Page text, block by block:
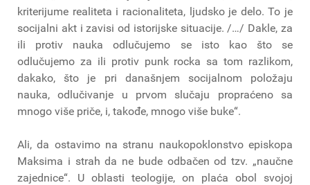
kriterijume realiteta i racionaliteta, ljudsko je delo. To je
socijalni akt i zavisi od istorijske situacije. /…/ Dakle, za
ili protiv nauka odlučujemo se isto kao što se
odlučujemo za ili protiv punk rocka sa tom razlikom,
dakako, što je pri današnjem socijalnom položaju
nauka, odlučivanje u prvom slučaju propraćeno sa
mnogo više priče, i, takođe, mnogo više buke“.
Ali, da ostavimo na stranu naukopoklonstvo episkopa
Maksima i strah da ne bude odbačen od tzv. „naučne
zajednice“. U oblasti teologije, on plaća obol svojoj